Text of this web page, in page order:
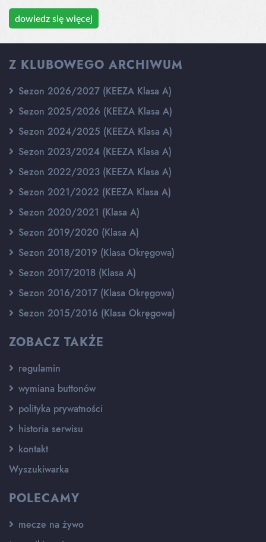
dowiedz się więcej
Z KLUBOWEGO ARCHIWUM
Sezon 2026/2027 (KEEZA Klasa A)
Sezon 2025/2026 (KEEZA Klasa A)
Sezon 2024/2025 (KEEZA Klasa A)
Sezon 2023/2024 (KEEZA Klasa A)
Sezon 2022/2023 (KEEZA Klasa A)
Sezon 2021/2022 (KEEZA Klasa A)
Sezon 2020/2021 (Klasa A)
Sezon 2019/2020 (Klasa A)
Sezon 2018/2019 (Klasa Okręgowa)
Sezon 2017/2018 (Klasa A)
Sezon 2016/2017 (Klasa Okręgowa)
Sezon 2015/2016 (Klasa Okręgowa)
ZOBACZ TAKŻE
regulamin
wymiana buttonów
polityka prywatności
historia serwisu
kontakt
Wyszukiwarka
POLECAMY
mecze na żywo